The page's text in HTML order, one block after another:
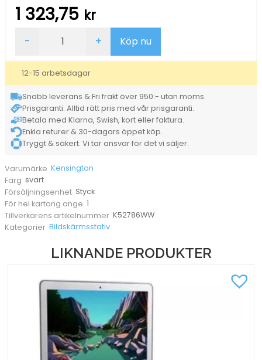
1 323,75 kr
Kensington
Plus
Svart
mängd
- + Köp nu
12-15 arbetsdagar
Snabb leverans & Fri frakt över 950:- utan moms.
Prisgaranti. Alltid rätt pris med vår prisgaranti.
Betala med Klarna, Swish, kort eller faktura.
Enkla returer & 30-dagars öppet köp.
Tryggt & säkert. Vi tar ansvar för det vi säljer.
Varumärke Kensington
Färg svart
Försäljningsenhet Styck
För hel kartong ange 1
Tillverkarens artikelnummer K52786WW
Kategorier Bildskärmsstativ
LIKNANDE PRODUKTER